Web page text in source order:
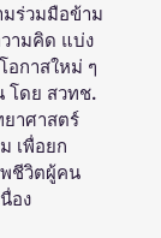
มร่วมมือข้าม
ามคิด แบ่ง
อกาสใหม่ ๆ
โดย สวทช.
าศาสตร์
เพื่อยก
ชีวิตผู้คน
อง